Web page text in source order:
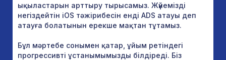
ықыластарын арттыру тырысамыз. Жүйемізді
негіздейтін iOS тәжірибесін енді ADS атауы деп
атауға болатынын ерекше мақтан тұтамыз.
Бұл мәртебе сонымен қатар, ұйым ретіндегі
прогрессивті ұстанымымызды білдіреді. Біз